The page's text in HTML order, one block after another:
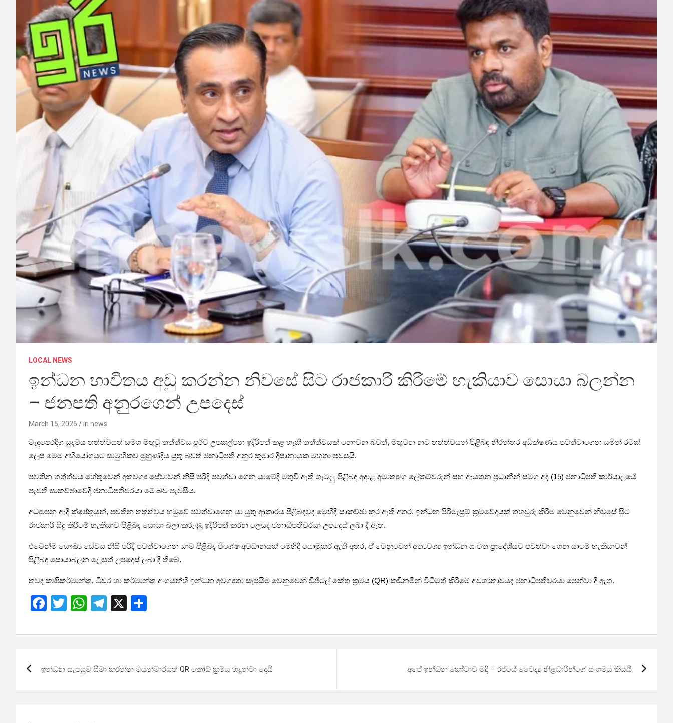
LOCAL NEWS
ඉන්ධන භාවිතය අඩු කරන්න නිවසේ සිට රාජකාරි කිරිමේ හැකියාව ​සොයා බලන්න
– ජනපති අනුරගෙන් උපදෙස්
March 15, 2026 iri news
මැදපෙරදිග යුදමය තත්ත්වයත් සමග මතුවූ තත්ත්වය පූර්ව උපකල්පන ඉදිරිපත් කළ හැකි තත්ත්වයක් නොවන බවත්, මතුවන නව තත්ත්වයන් පිළිබඳ නිරන්තර අධීක්ෂණය පවත්වාගෙන යමින් රටක්
ලෙස මෙම අභියෝගයට සාමුහිකව මුහුණදිය යුතු බවත් ජනාධිපති අනුර කුමාර දිසානායක මහතා පවසයි.
පවතින තත්ත්වය හේතුවෙන් අතවශ්‍ය සේවාවන් නිසි පරිදි පවත්වා ගෙන යාමේදී මතුවී ඇති ගැටලු පිළිබඳ අදාළ අමාත්‍යංශ ලේකම්වරුන් සහ ආයතන ප්‍රධානීන් සමග අද (15) ජනාධිපති කාර්යාලයේ
පැවති සාකච්ඡාවේදී ජනාධිපතිවරයා මේ බව පැවසීය.
අධ්‍යාපන ආදී ක්ෂේත්‍රයන්, පවතින තත්ත්වය හමුවේ පවත්වාගෙන යා යුතු ආකාරය පිළිබඳවද මෙහිදී සාකච්ඡා කර ඇති අතර, ඉන්ධන පිරිමැසුම් ක්‍රමවේදයක් තහවුරු කිරීම වෙනුවෙන් නිවසේ සිට
රාජකාරි සිදු කිරීමේ හැකියාව පිළිබඳ සොයා බලා කරුණු ඉදිරිපත් කරන ලෙසද ජනාධිපතිවරයා උපදෙස් ලබා දී ඇත.
එමෙන්ම සෞඛ්‍ය සේවය නිසි පරිදි පවත්වාගෙන යාම පිළිබඳ විශේෂ අවධානයක් මෙහිදී යොමුකර ඇති අතර, ඒ වෙනුවෙන් අත්‍යවශ්‍ය ඉන්ධන සංචිත ප්‍රාදේශීයව පවත්වා ගෙන යාමේ හැකියාවන්
පිළිබඳ සොයාබලන ලෙසත් උපදෙස් ලබා දී තිබේ.
තවද කෘෂිකර්මාන්ත, ධීවර හා කර්මාන්ත අංශයන්හි ඉන්ධන අවශ්‍යතා සැපයීම වෙනුවෙන් ඩිජිටල් කේත ක්‍රමය (QR) කඩිනමින් විධිමත් කිරීමේ අවශ්‍යතාවයද ජනාධිපතිවරයා පෙන්වා දී ඇත.
F
ce
o
T
tt
W
at
A
T
e
a
X
ar
navigation
ඉන්ධන සැපයුම සීමා කරන්න මියන්මාරයත් QR කෝඩ් ක්‍රමය හදුන්වා දෙයි අපේ ඉන්ධන කෝටාව මදි – රජයේ වෛද්‍ය නිළධාරීන්ගේ සංගමය කියයි